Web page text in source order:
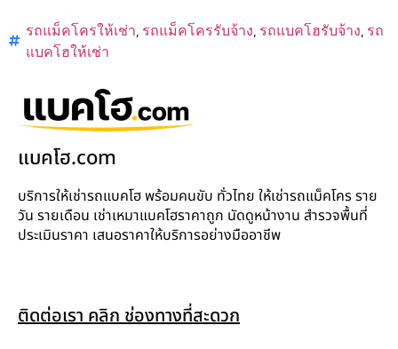
รถแม็คโครให้เช่า, รถแม็คโครรับจ้าง, รถแบคโฮรับจ้าง, รถ
แบคโฮให้เช่า
แบคโฮ.com
บริการให้เช่ารถแบคโฮ พร้อมคนขับ ทั่วไทย ให้เช่ารถแม็คโคร ราย
วัน รายเดือน เช่าเหมาแบคโฮราคาถูก นัดดูหน้างาน สำรวจพื้นที่
ประเมินราคา เสนอราคาให้บริการอย่างมืออาชีพ
ติดต่อเรา คลิก ช่องทางที่สะดวก